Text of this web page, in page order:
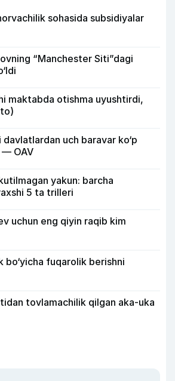
sohasida subsidiyalar
“Manchester Siti”dagi
maktabda otishma uyushtirdi,
davlatlardan uch baravar ko‘p
— OAV
yakun: barcha
5 ta trilleri
uchun eng qiyin raqib kim
bo‘yicha fuqarolik berishni
tovlamachilik qilgan aka-uka